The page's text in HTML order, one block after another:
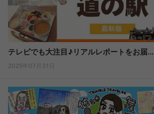
テレビでも大注目♪リアルレポートをお届...
2025年07月31日